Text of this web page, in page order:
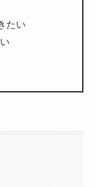
たい